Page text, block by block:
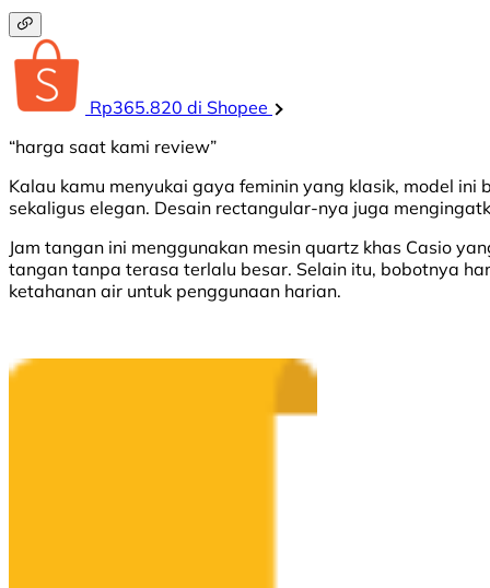
Rp365.820 di Shopee
“harga saat kami review”
Kalau kamu menyukai gaya feminin yang klasik, model
sekaligus elegan. Desain rectangular-nya juga
Jam tangan ini menggunakan mesin quartz khas Casio
tangan tanpa terasa terlalu besar. Selain itu, bobotnya
ketahanan air untuk penggunaan harian.